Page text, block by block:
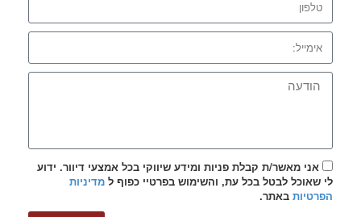
אני מאשר/ת קבלת פניות ומידע שיווקי בכל אמצעי דיוור. ידוע
לי שאוכל לבטל בכל עת, והשימוש בפרטיי כפוף ל מדיניות
הפרטיות באתר.